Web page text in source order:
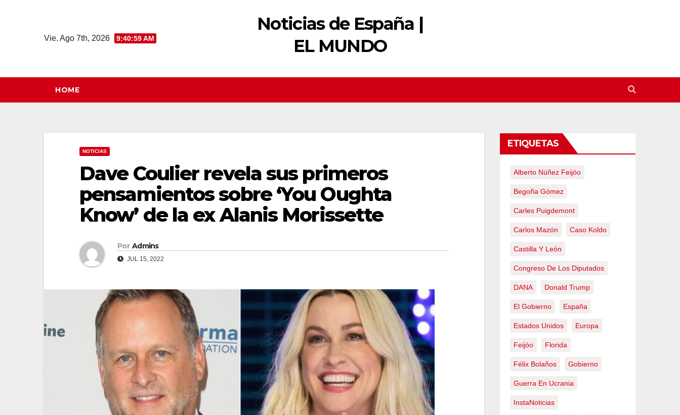
Vie. Ago 7th, 2026 9:41:00 AM
Noticias de España |
EL MUNDO
HOME
NOTICIAS
Dave Coulier revela sus primeros
pensamientos sobre ‘You Oughta
Know’ de la ex Alanis Morissette
Por Admins
JUL 15, 2022
ETIQUETAS
Alberto Núñez Feijóo
Begoña Gómez
Carles Puigdemont
Carlos Mazón Caso Koldo
Castilla Y León
Congreso De Los Diputados
DANA Donald Trump
El Gobierno España
Estados Unidos Europa
Feijóo Florida
Félix Bolaños Gobierno
Guerra En Ucrania
InstaNoticias